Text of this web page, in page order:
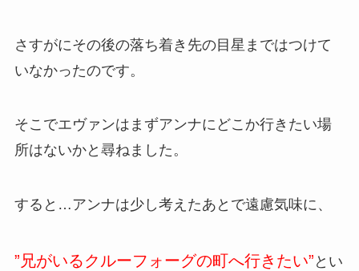
さすがにその後の落ち着き先の目星まではつけて
いなかったのです。
そこでエヴァンはまずアンナにどこか行きたい場
所はないかと尋ねました。
すると…アンナは少し考えたあとで遠慮気味に、
”兄がいるクルーフォーグの町へ行きたい” とい